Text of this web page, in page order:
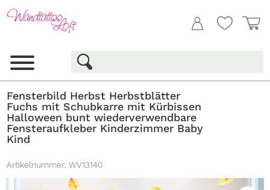
Fensterbild Herbst Herbstblätter
Fuchs mit Schubkarre mit Kürbissen
Halloween bunt wiederverwendbare
Fensteraufkleber Kinderzimmer Baby
Kind
Artikelnummer: WV13140